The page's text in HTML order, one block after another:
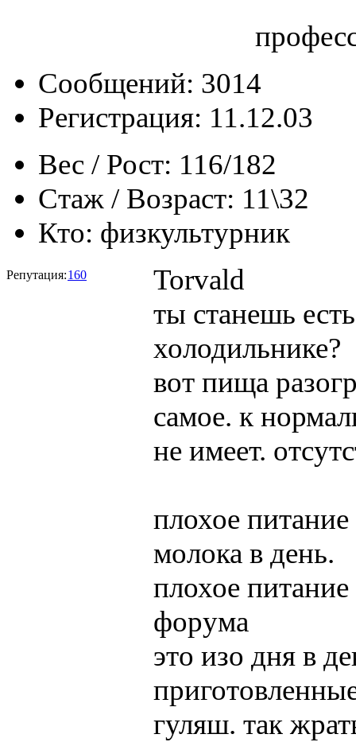
Сообщений: 3014
Регистрация: 11.12.03
Вес / Рост: 116/182
Стаж / Возраст: 11\32
Кто: физкультурник
Репутация:160
Torvald
ты станешь
холодильнике?
вот пища
самое. к
не имеет.
плохое
молока в день.
плохое
форума
это изо дня в
гуляш. так